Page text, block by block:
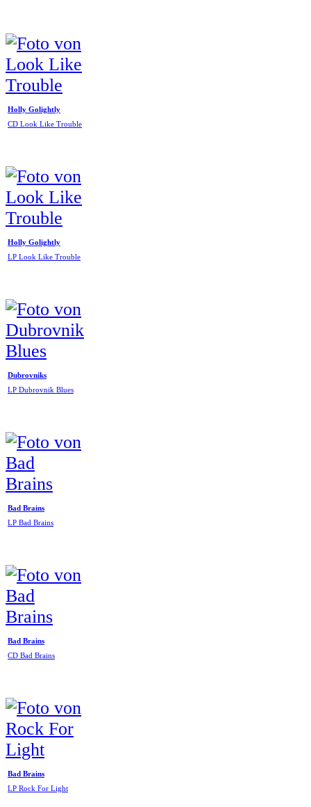
Holly Golightly
CD Look Like Trouble
Holly Golightly
LP Look Like Trouble
Dubrovniks
LP Dubrovnik Blues
Bad Brains
LP Bad Brains
Bad Brains
CD Bad Brains
Bad Brains
LP Rock For Light